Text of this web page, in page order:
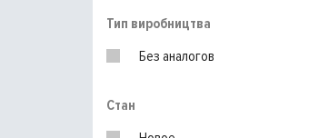
PURFLUX
Nipparts
Тип виробництва
Без аналогов
Стан